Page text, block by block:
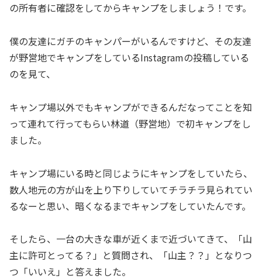
の所有者に確認をしてからキャンプをしましょう！です。
僕の友達にガチのキャンパーがいるんですけど、その友達
が野営地でキャンプをしているInstagramの投稿している
のを見て、
キャンプ場以外でもキャンプができるんだなってことを知
って連れて行ってもらい林道（野営地）で初キャンプをし
ました。
キャンプ場にいる時と同じようにキャンプをしていたら、
数人地元の方が山を上り下りしていてチラチラ見られてい
るなーと思い、暗くなるまでキャンプをしていたんです。
そしたら、一台の大きな車が近くまで近づいてきて、「山
主に許可とってる？」と質問され、「山主？？」となりつ
つ「いいえ」と答えました。